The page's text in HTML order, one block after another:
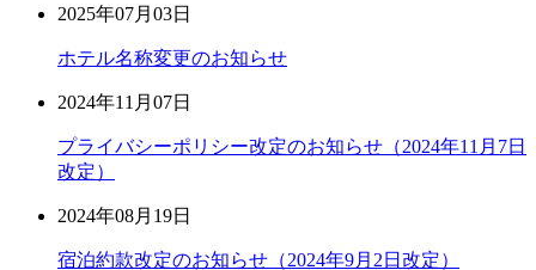
2025年07月03日
ホテル名称変更のお知らせ
2024年11月07日
プライバシーポリシー改定のお知らせ（2024年11月7日
改定）
2024年08月19日
宿泊約款改定のお知らせ（2024年9月2日改定）